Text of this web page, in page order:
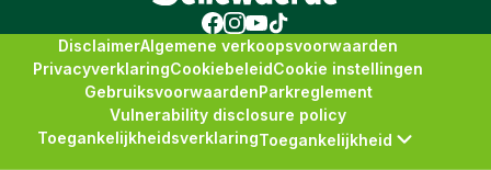
DisclaimerAlgemene verkoopsvoorwaarden
PrivacyverklaringCookiebeleidCookie instellingen
GebruiksvoorwaardenParkreglement
Vulnerability disclosure policy
ToegankelijkheidsverklaringToegankelijkheid